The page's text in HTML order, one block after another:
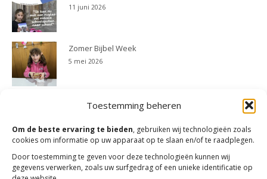
Toestemming beheren
Om de beste ervaring te bieden, gebruiken wij technologieën zoals
cookies om informatie op uw apparaat op te slaan en/of te raadplegen.
Door toestemming te geven voor deze technologieën kunnen wij
gegevens verwerken, zoals uw surfgedrag of een unieke identificatie op
11 juni 2026
Zomer Bijbel Week
5 mei 2026
Actie Schoolspullen 2025
Actie Zomer Bijbel Week 2025
23 april 2026